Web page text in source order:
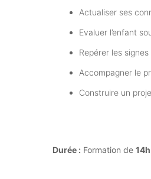
Actualiser ses
Evaluer l’enfant
Repérer les
Accompagner le
Construire un
Durée : Formation de 14h